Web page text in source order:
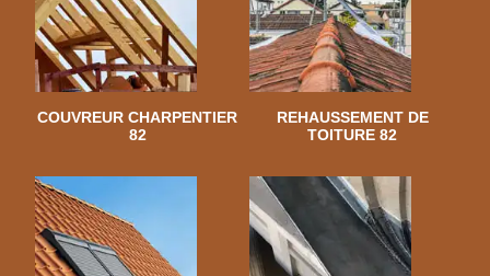
COUVREUR CHARPENTIER
82
REHAUSSEMENT DE
TOITURE 82